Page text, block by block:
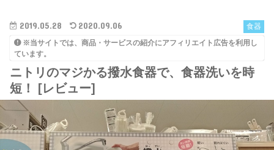
食器
2019.05.28 2020.09.06
※当サイトでは、商品・サービスの紹介にアフィリエイト広告を利用し
ています。
ニトリのマジかる撥水食器で、食器洗いを時
短！ [レビュー]